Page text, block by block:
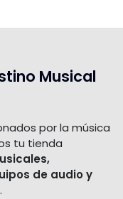
Musical
por la música
tu tienda
de audio y